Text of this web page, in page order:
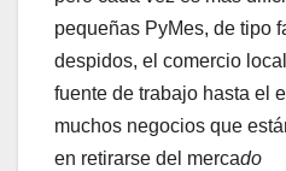
pequeñas PyMes, de tipo
despidos, el comercio
fuente de trabajo hasta el
muchos negocios que
en retirarse del mercado